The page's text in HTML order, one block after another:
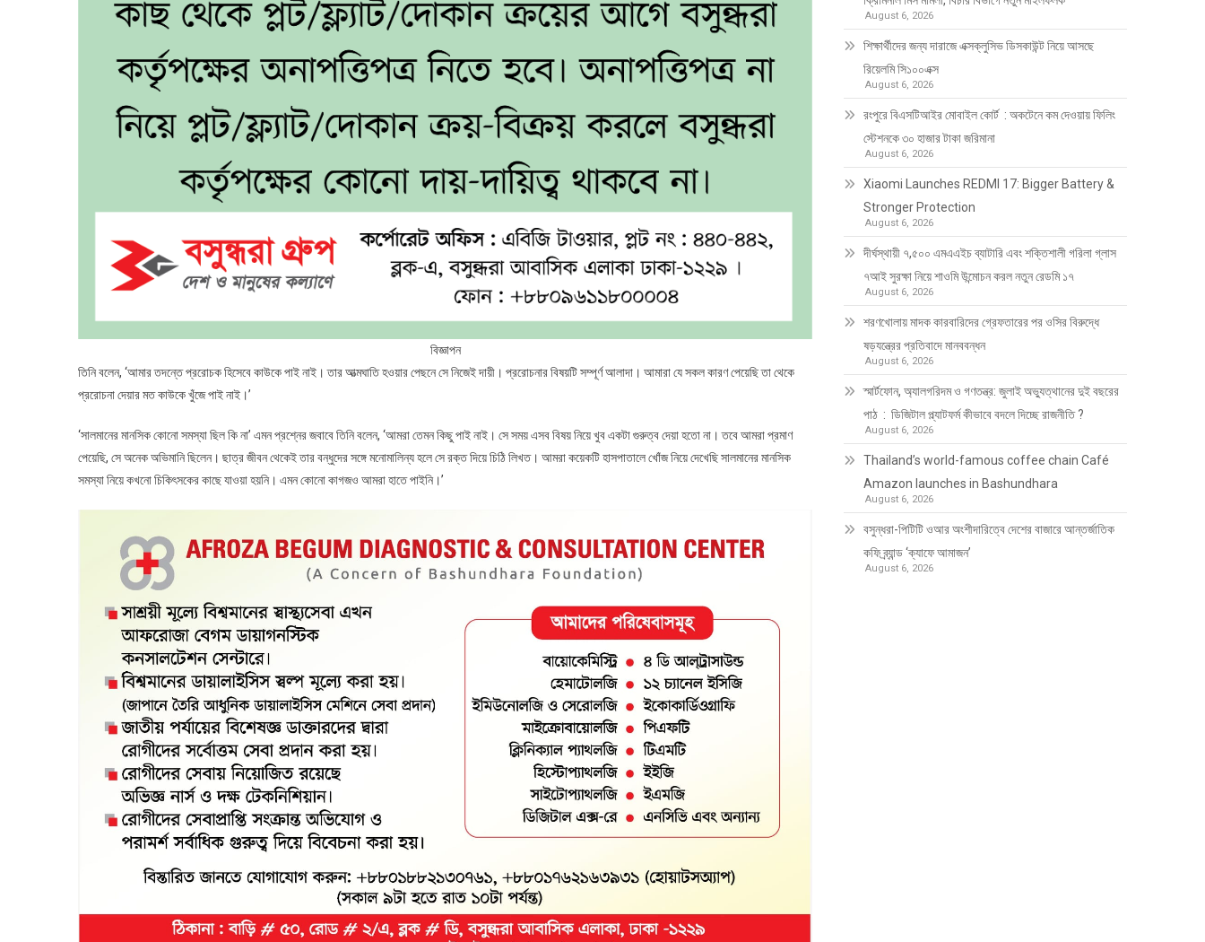
বিজ্ঞাপন
তিনি বলেন, ‘আমার তদন্তে প্ররোচক হিসেবে কাউকে পাই নাই। তার আত্মঘাতি হওয়ার পেছনে সে নিজেই দায়ী। প্ররোচনার বিষয়টি সম্পূর্ণ আলাদা। আমারা যে সকল কারণ পেয়েছি তা থেকে
প্ররোচনা দেয়ার মত কাউকে খুঁজে পাই নাই।’
‘সালমানের মানসিক কোনো সমস্যা ছিল কি না’ এমন প্রশ্নের জবাবে তিনি বলেন, ‘আমরা তেমন কিছু পাই নাই। সে সময় এসব বিষয় নিয়ে খুব একটা গুরুত্ব দেয়া হতো না। তবে আমরা প্রমাণ
পেয়েছি, সে অনেক অভিমানি ছিলেন। ছাত্র জীবন থেকেই তার বন্ধুদের সঙ্গে মনোমালিন্য হলে সে রক্ত দিয়ে চিঠি লিখত। আমরা কয়েকটি হাসপাতালে খোঁজ নিয়ে দেখেছি সালমানের মানসিক
সমস্যা নিয়ে কখনো চিকিৎসকের কাছে যাওয়া হয়নি। এমন কোনো কাগজও আমরা হাতে পাইনি।’
August 6, 2026
শিক্ষার্থীদের জন্য দারাজে এক্সক্লুসিভ ডিসকাউন্ট নিয়ে আসছে
রিয়েলমি সি১০০এক্স
August 6, 2026
রংপুরে বিএসটিআইর মোবাইল কোর্ট : অকটেনে কম দেওয়ায় ফিলিং
স্টেশনকে ৩০ হাজার টাকা জরিমানা
August 6, 2026
Xiaomi Launches REDMI 17: Bigger Battery &
Stronger Protection
August 6, 2026
দীর্ঘস্থায়ী ৭,৫০০ এমএএইচ ব্যাটারি এবং শক্তিশালী গরিলা গ্লাস
৭আই সুরক্ষা নিয়ে শাওমি উন্মোচন করল নতুন রেডমি ১৭
August 6, 2026
শরণখোলায় মাদক কারবারিদের গ্রেফতারের পর ওসির বিরুদ্ধে
ষড়যন্ত্রের প্রতিবাদে মানববন্ধন
August 6, 2026
স্মার্টফোন, অ্যালগরিদম ও গণতন্ত্র: জুলাই অভ্যুত্থানের দুই বছরের
পাঠ : ডিজিটাল প্ল্যাটফর্ম কীভাবে বদলে দিচ্ছে রাজনীতি ?
August 6, 2026
Thailand’s world-famous coffee chain Café
Amazon launches in Bashundhara
August 6, 2026
বসুন্ধরা-পিটিটি ওআর অংশীদারিত্বে দেশের বাজারে আন্তর্জাতিক
কফি ব্র্যান্ড ‘ক্যাফে আমাজন’
August 6, 2026